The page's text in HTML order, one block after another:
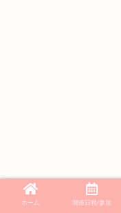
ホーム 開催日程/参加